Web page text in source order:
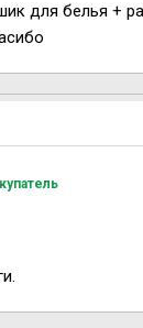
для белья +